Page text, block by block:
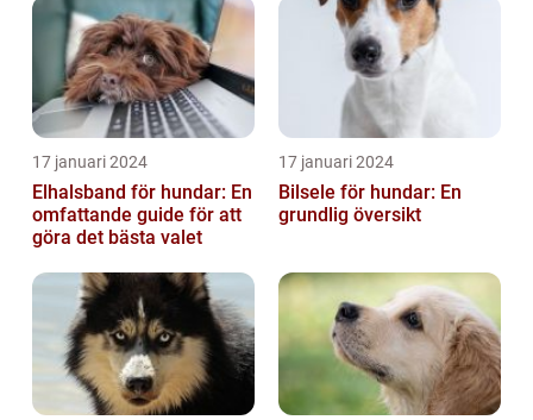
17 januari 2024
Elhalsband för hundar: En
omfattande guide för att
göra det bästa valet
17 januari 2024
Bilsele för hundar: En
grundlig översikt